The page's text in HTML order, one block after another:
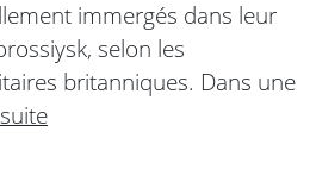
immergés dans leur
selon les
britanniques. Dans une